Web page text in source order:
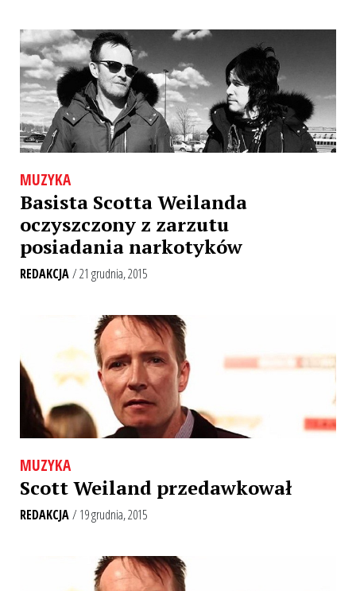
MUZYKA
Basista Scotta Weilanda
oczyszczony z zarzutu
posiadania narkotyków
REDAKCJA/ 21 grudnia, 2015
MUZYKA
Scott Weiland przedawkował
REDAKCJA/ 19 grudnia, 2015